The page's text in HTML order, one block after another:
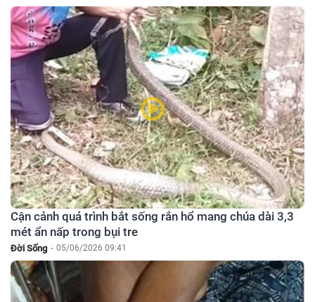
Cận cảnh quá trình bắt sống rắn hổ mang chúa dài 3,3
mét ẩn nấp trong bụi tre
Đời Sống - 05/06/2026 09:41